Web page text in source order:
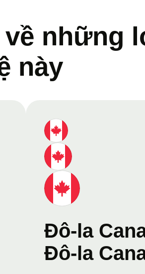
những
này
Đô-la
Đô-la